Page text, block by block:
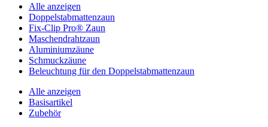
Alle anzeigen
Doppelstabmattenzaun
Fix-Clip Pro® Zaun
Maschendrahtzaun
Aluminiumzäune
Schmuckzäune
Beleuchtung für den Doppelstabmattenzaun
Alle anzeigen
Basisartikel
Zubehör